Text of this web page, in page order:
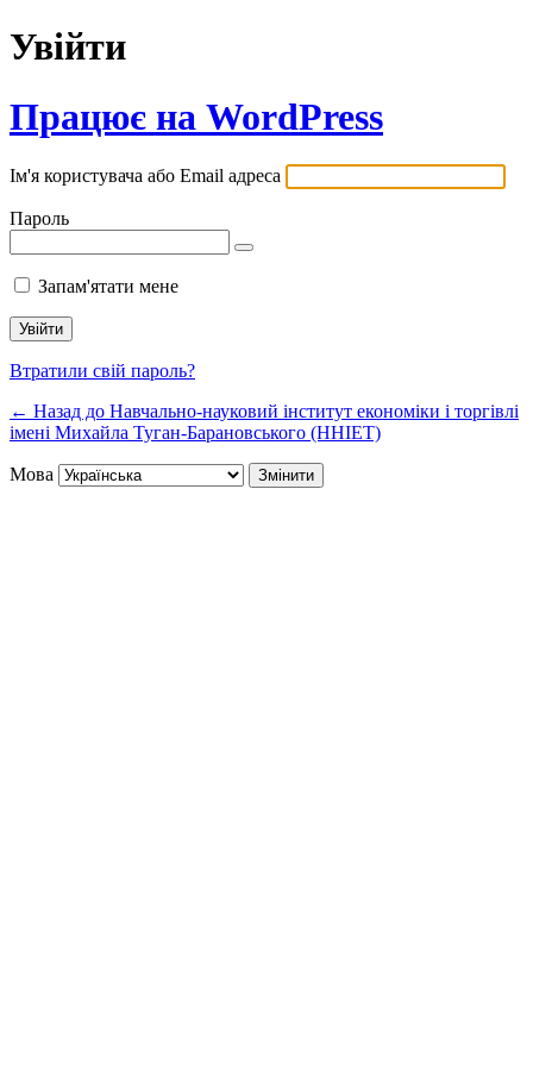
Увійти
Працює на WordPress
Ім'я користувача або Email адреса
Пароль
Запам'ятати мене
Втратили свій пароль?
← Назад до Навчально-науковий інститут економіки і торгівлі
імені Михайла Туган-Барановського (ННІЕТ)
Мова